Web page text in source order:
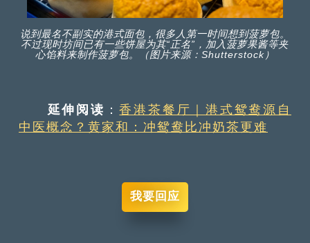
说到最名不副实的港式面包，很多人第一时间想到菠萝包。
不过现时坊间已有一些饼屋为其“正名”，加入菠萝果酱等夹
心馅料来制作菠萝包。（图片来源：Shutterstock）
延伸阅读 ：香港茶餐厅｜港式鸳鸯源自
中医概念？黄家和：冲鸳鸯比冲奶茶更难
我要回应